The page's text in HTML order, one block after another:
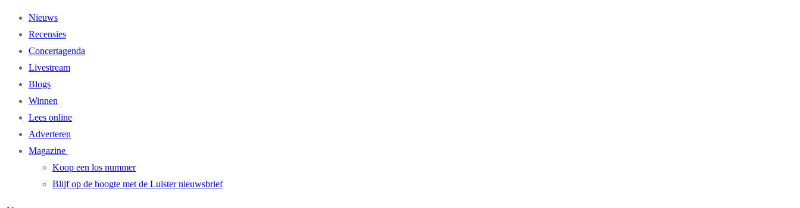
Nieuws
Recensies
Concertagenda
Livestream
Blogs
Winnen
Lees online
Adverteren
Magazine
Koop een los nummer
Blijf op de hoogte met de Luister nieuwsbrief